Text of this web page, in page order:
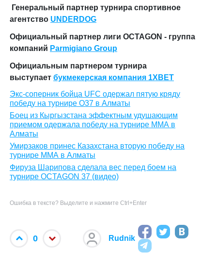
Генеральный партнер турнира спортивное
агентство UNDERDOG
Официальный партнер лиги OCTAGON - группа
компаний Parmigiano Group
Официальным партнером турнира
выступает букмекерская компания 1XBET
Экс-соперник бойца UFC одержал пятую кряду
победу на турнире O37 в Алматы
Боец из Кыргызстана эффектным удушающим
приемом одержала победу на турнире ММА в
Алматы
Умирзаков принес Казахстана вторую победу на
турнире ММА в Алматы
Фируза Шарипова сделала вес перед боем на
турнире OCTAGON 37 (видео)
Ошибка в тексте? Выделите и нажмите Ctrl+Enter
0 Rudnik